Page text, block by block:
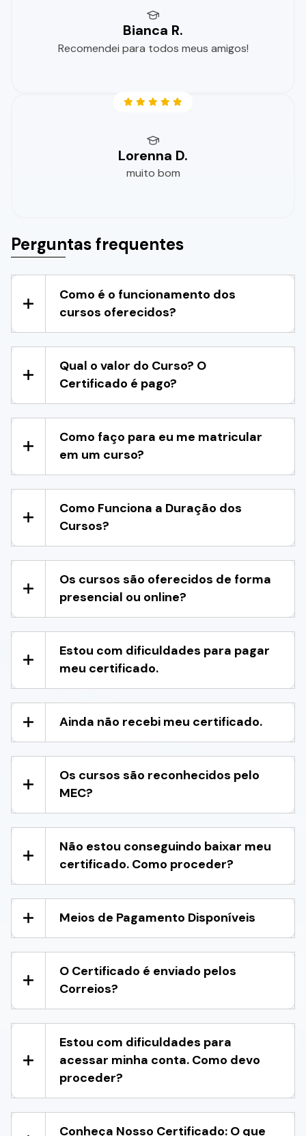
Bianca R.
Recomendei para todos meus amigos!
Lorenna D.
muito bom
Perguntas frequentes
Como é o funcionamento dos
cursos oferecidos?
Qual o valor do Curso? O
Certificado é pago?
Como faço para eu me matricular
em um curso?
Como Funciona a Duração dos
Cursos?
Os cursos são oferecidos de forma
presencial ou online?
Estou com dificuldades para pagar
meu certificado.
Ainda não recebi meu certificado.
Os cursos são reconhecidos pelo
MEC?
Não estou conseguindo baixar meu
certificado. Como proceder?
Meios de Pagamento Disponíveis
O Certificado é enviado pelos
Correios?
Estou com dificuldades para
acessar minha conta. Como devo
proceder?
Conheça Nosso Certificado: O que